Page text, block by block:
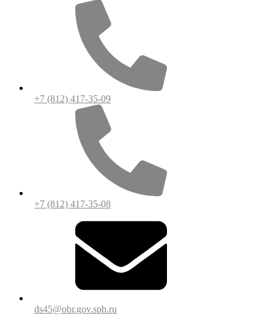
+7 (812) 417-35-09
+7 (812) 417-35-08
ds45@obr.gov.spb.ru